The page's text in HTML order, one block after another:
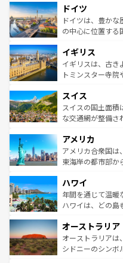
の城塞都市、穏や
せる。地方によ
で、幅広い魅力が
聖堂、美しいビ
から魅了する。ま
いる。シャンパン
香り高いラベンダ
らに、パリ以外の
れる地方に足を運
きるだ
を参照してほしい
ドイツ
ドイツは、豊か
の中心に位置する
顔を持つこの国は
ルリンの文化的活
してライン川沿い
は、お酒好きな人には
ドイツ情報はコン
イギリス
イギリスは、古き
トミンスター寺院
リアごとに異なる
ティー、ビール
戦など、本場だか
ンツ一覧を参照し
スイス
スイスの国土面
な交通網が整備さ
の建物がそのまま
博物館もあり、ア
ことができる。国
ば市内交通費無料で
着のスイス情報は
アメリカ
アメリカ合衆国は
東海岸の都市部か
のような巨大都市
ンメントが詰まっ
西部には大自然が
部のニューオーリ
文化が魅力。旅行
しみながら、その
ハワイ
年間を通じて温暖
ハワイは、どの島
ワイ島は見逃せな
島だが、静かな自
おすすめ。エメラ
オーストラリア
オーストラリアは
シドニーのシンボ